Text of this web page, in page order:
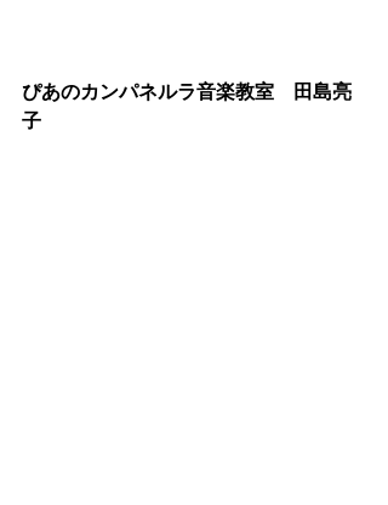
ぴあのカンパネルラ音楽教室　田島亮
子